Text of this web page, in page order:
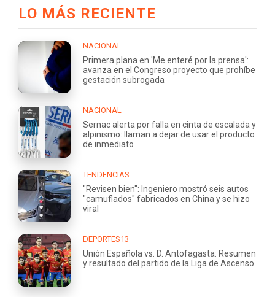
LO MÁS RECIENTE
NACIONAL
Primera plana en 'Me enteré por la prensa':
avanza en el Congreso proyecto que prohíbe
gestación subrogada
NACIONAL
Sernac alerta por falla en cinta de escalada y
alpinismo: llaman a dejar de usar el producto
de inmediato
TENDENCIAS
"Revisen bien": Ingeniero mostró seis autos
"camuflados" fabricados en China y se hizo
viral
DEPORTES13
Unión Española vs. D. Antofagasta: Resumen
y resultado del partido de la Liga de Ascenso